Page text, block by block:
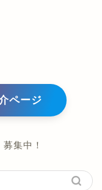
ページ
集中！